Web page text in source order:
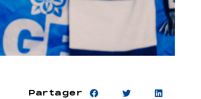
Partager